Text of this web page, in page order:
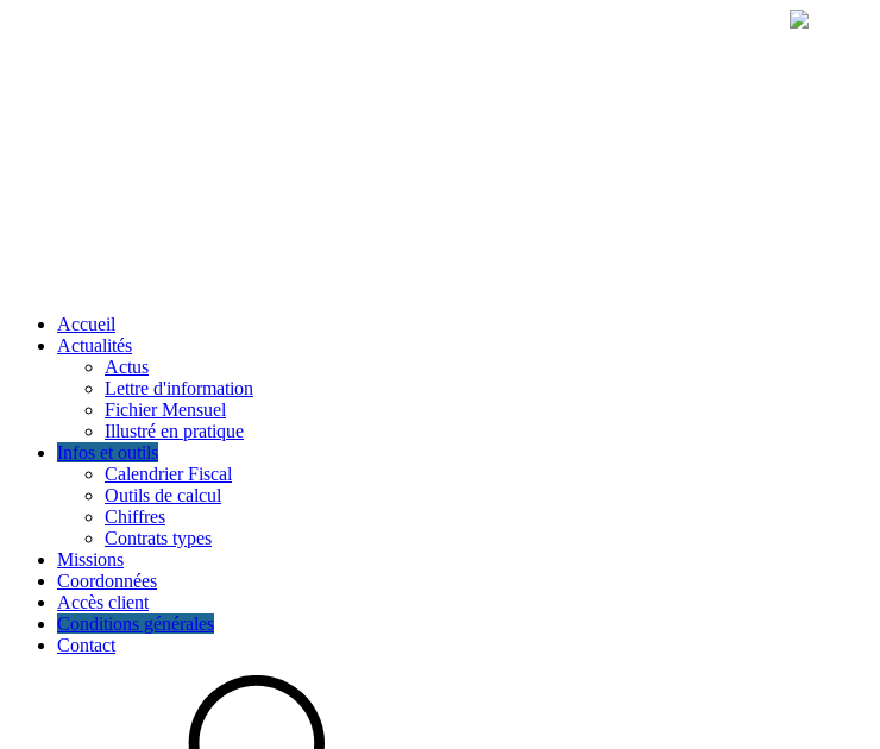
Accueil
Actualités
Actus
Lettre d'information
Fichier Mensuel
Illustré en pratique
Infos et outils
Calendrier Fiscal
Outils de calcul
Chiffres
Contrats types
Missions
Coordonnées
Accès client
Conditions générales
Contact